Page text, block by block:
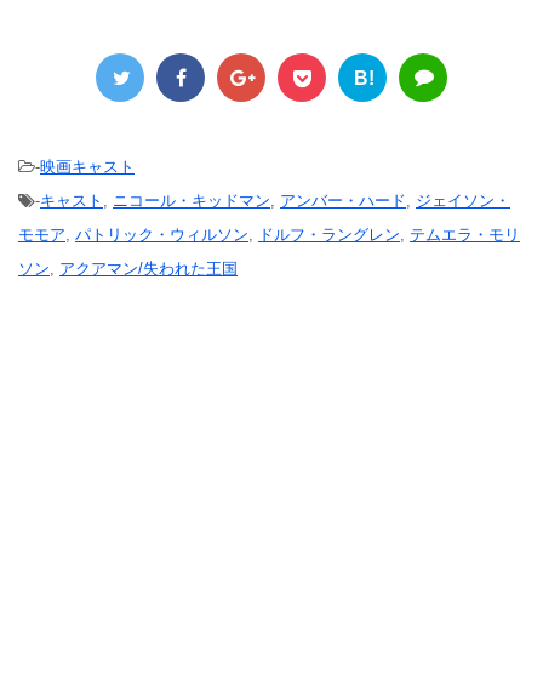
B!
-映画キャスト
-キャスト ニコール・キッドマン アンバー・ハード
ジェイソン・
モモア パトリック・ウィルソン ドルフ・ラングレン
テムエラ・モリ
ソン
アクアマン/失われた王国